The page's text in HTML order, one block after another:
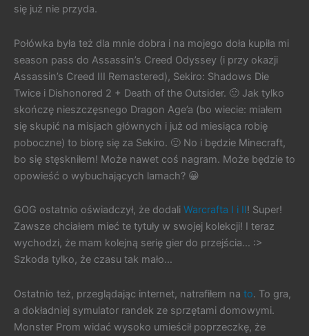
się już nie przyda.
Połówka była też dla mnie dobra i na mojego doła kupiła mi
season pass do Assassin’s Creed Odyssey (i przy okazji
Assassin’s Creed III Remastered), Sekiro: Shadows Die
Twice i Dishonored 2 + Death of the Outsider. 🙂 Jak tylko
skończę nieszczęsnego Dragon Age’a (bo wiecie: miałem
się skupić na misjach głównych i już od miesiąca robię
poboczne) to biorę się za Sekiro. 🙂 No i będzie Minecraft,
bo się stęskniłem! Może nawet coś nagram. Może będzie to
opowieść o wybuchających lamach? 😀
GOG ostatnio oświadczył, że dodali Warcrafta I i II! Super!
Zawsze chciałem mieć te tytuły w swojej kolekcji! I teraz
wychodzi, że mam kolejną serię gier do przejścia… :>
Szkoda tylko, że czasu tak mało…
Ostatnio też, przeglądając internet, natrafiłem na to. To gra,
a dokładniej symulator randek ze sprzętami domowymi.
Monster Prom widać wysoko umieścił poprzeczkę, że